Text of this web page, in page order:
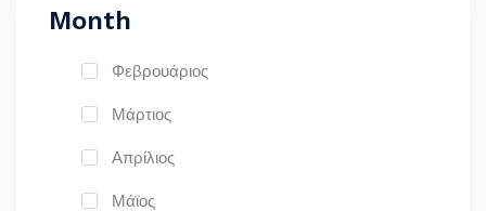
Month
Φεβρουάριος
Μάρτιος
Απρίλιος
Μάϊος